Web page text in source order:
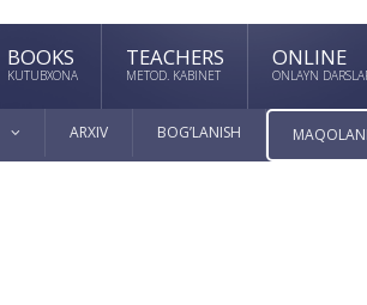
BOOKS
KUTUBXONA
TEACHERS
METOD. KABINET
ONLINE
ONLAYN
ARXIV BOG’LANISH